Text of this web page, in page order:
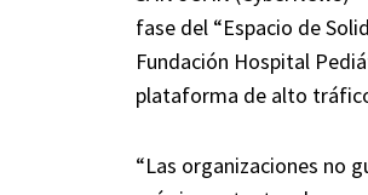
fase del “Espacio de
Fundación Hospital
plataforma de alto
“Las organizaciones no